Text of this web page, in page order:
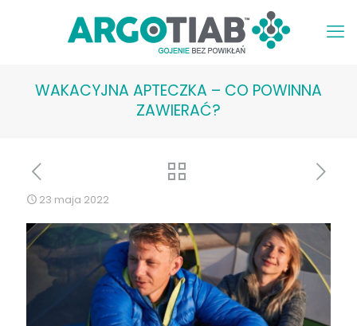
WAKACYJNA APTECZKA – CO POWINNA
ZAWIERAĆ?
23 maja 2022